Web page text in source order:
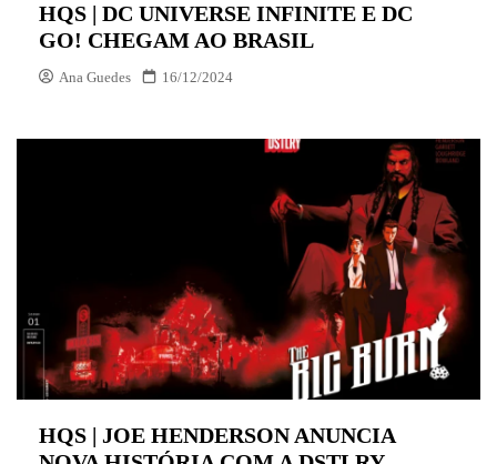
HQS | DC UNIVERSE INFINITE E DC
GO! CHEGAM AO BRASIL
Ana Guedes 16/12/2024
HQS | JOE HENDERSON ANUNCIA